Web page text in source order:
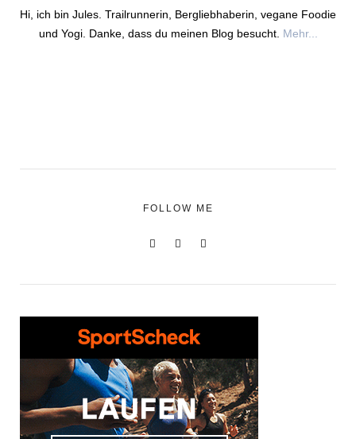
Hi, ich bin Jules. Trailrunnerin, Bergliebhaberin, vegane Foodie
und Yogi. Danke, dass du meinen Blog besucht. Mehr...
FOLLOW ME